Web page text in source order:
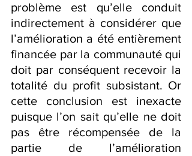
problème est qu’elle conduit
indirectement à considérer que
l’amélioration a été entièrement
financée par la communauté qui
doit par conséquent recevoir la
totalité du profit subsistant. Or
cette conclusion est inexacte
puisque l’on sait qu’elle ne doit
pas être récompensée de la
partie de l’amélioration